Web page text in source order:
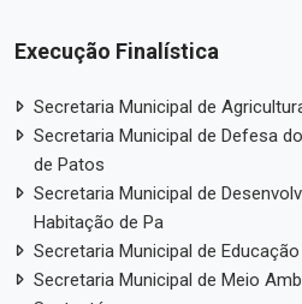
Execução Finalística
Secretaria Municipal de
Secretaria Municipal de Defesa
de Patos
Secretaria Municipal de
Habitação de Pa
Secretaria Municipal de
Secretaria Municipal de Meio